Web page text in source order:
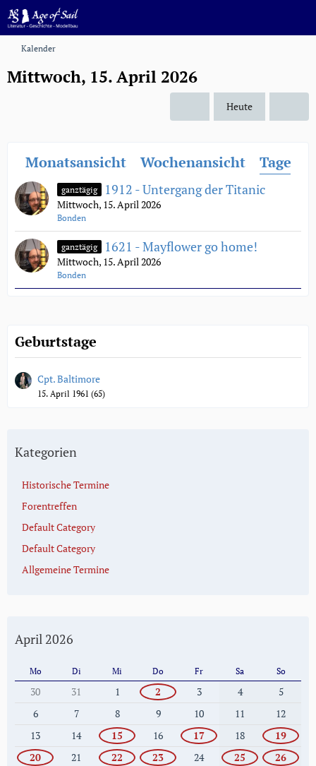
Kalender
Mittwoch, 15. April 2026
Heute
Monatsansicht Wochenansicht
ganztägig 1912 - Untergang der Titanic
Mittwoch, 15. April 2026
Bonden
ganztägig 1621 - Mayflower go home!
Mittwoch, 15. April 2026
Bonden
Geburtstage
Cpt. Baltimore
15. April 1961 (65)
Kategorien
Historische Termine
Forentreffen
Default Category
Default Category
Allgemeine Termine
April 2026
Mo Di Mi Do Fr Sa So
30 31 1 2 3 4
5
6
7 8 9 10 11
12
13
14 15 16 17 18
19
20
21 22 23 24 25
26